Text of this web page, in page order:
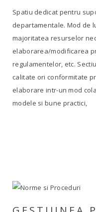
Spatiu dedicat pentru
departamentale. Mod de
majoritatea resurselor
elaborarea/modificarea
regulamentelor, etc.
calitate ori conformitate
elaborare intr-un mod
modele si bune practici,